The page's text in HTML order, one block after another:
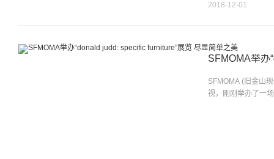
2018-12-01
SFMOMA举办
SFMOMA (旧金山
视，刚刚举办了一